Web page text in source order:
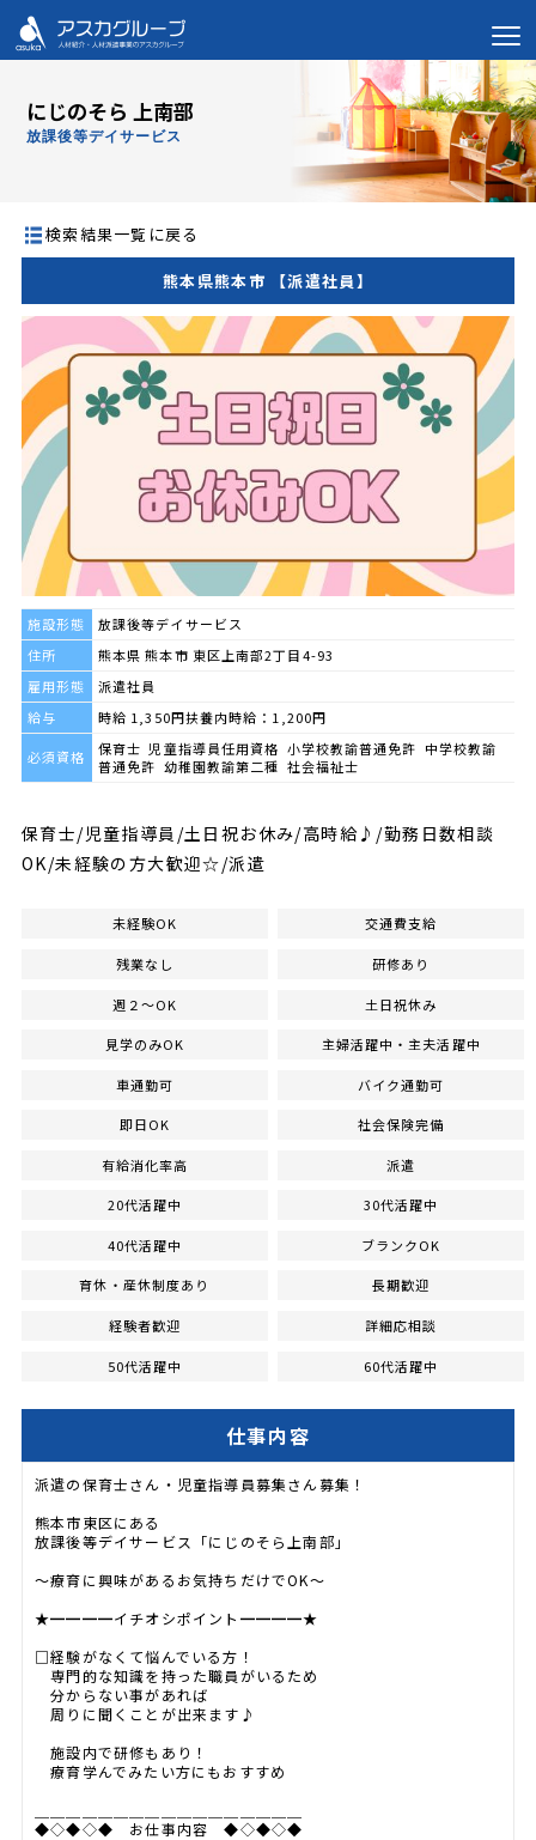
にじのそら 上南部
放課後等デイサービス
検索結果一覧に戻る
熊本県熊本市 【派遣社員】
施設形態
放課後等デイサービス
住所
熊本県 熊本市 東区上南部2丁目4-93
雇用形態
派遣社員
給与
時給 1,350円扶養内時給：1,200円
必須資格
保育士 児童指導員任用資格 小学校教諭普通免許 中学校教諭
普通免許 幼稚園教諭第二種 社会福祉士
保育士/児童指導員/土日祝お休み/高時給♪/勤務日数相談
OK/未経験の方大歓迎☆/派遣
未経験OK 交通費支給
残業なし 研修あり
週２～OK 土日祝休み
見学のみOK 主婦活躍中・主夫活躍中
車通勤可 バイク通勤可
即日OK 社会保険完備
有給消化率高 派遣
20代活躍中 30代活躍中
40代活躍中 ブランクOK
育休・産休制度あり 長期歓迎
経験者歓迎 詳細応相談
50代活躍中 60代活躍中
仕事内容
派遣の保育士さん・児童指導員募集さん募集！
熊本市東区にある
放課後等デイサービス「にじのそら上南部」
～療育に興味があるお気持ちだけでOK～
★━━━━イチオシポイント━━━━★
□経験がなくて悩んでいる方！
専門的な知識を持った職員がいるため
分からない事があれば
周りに聞くことが出来ます♪
施設内で研修もあり！
療育学んでみたい方にもおすすめ
◆◇◆◇◆ お仕事内容 ◆◇◆◇◆